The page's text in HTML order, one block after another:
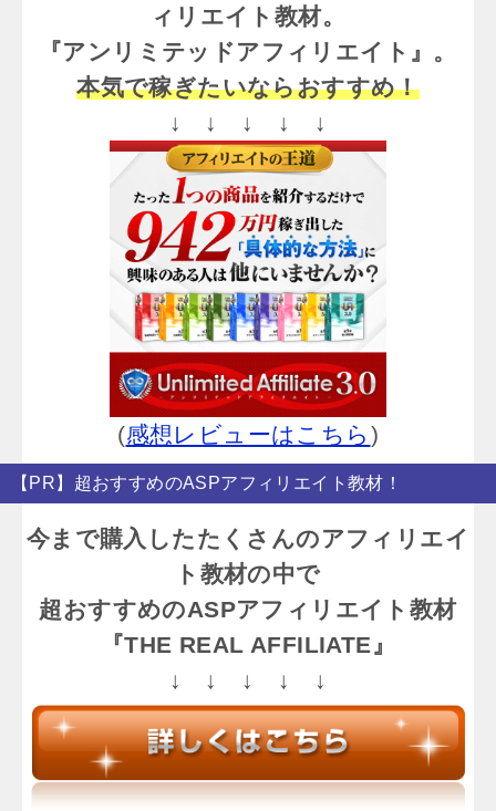
ィリエイト教材。
『アンリミテッドアフィリエイト』。
本気で稼ぎたいならおすすめ！
↓ ↓ ↓ ↓ ↓
(感想レビューはこちら )
【PR】超おすすめのASPアフィリエイト教材！
今まで購入したたくさんのアフィリエイ
ト教材の中で
超おすすめのASPアフィリエイト教材
『THE REAL AFFILIATE』
↓ ↓ ↓ ↓ ↓